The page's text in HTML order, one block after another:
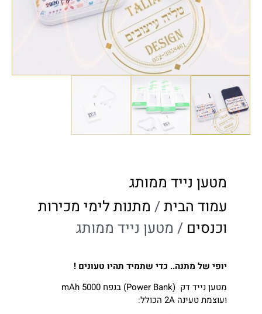
מטען נייד ממותג
עמוד הבית/ מתנות לימי מכירות
וכנסים​ / מטען נייד ממותג
יופי של מתנה.. כדי שתמיד תהיו טעונים !
מטען נייד דק (Power Bank) בנפח mAh 5000
ועוצמת טעינה 2A הכולל: